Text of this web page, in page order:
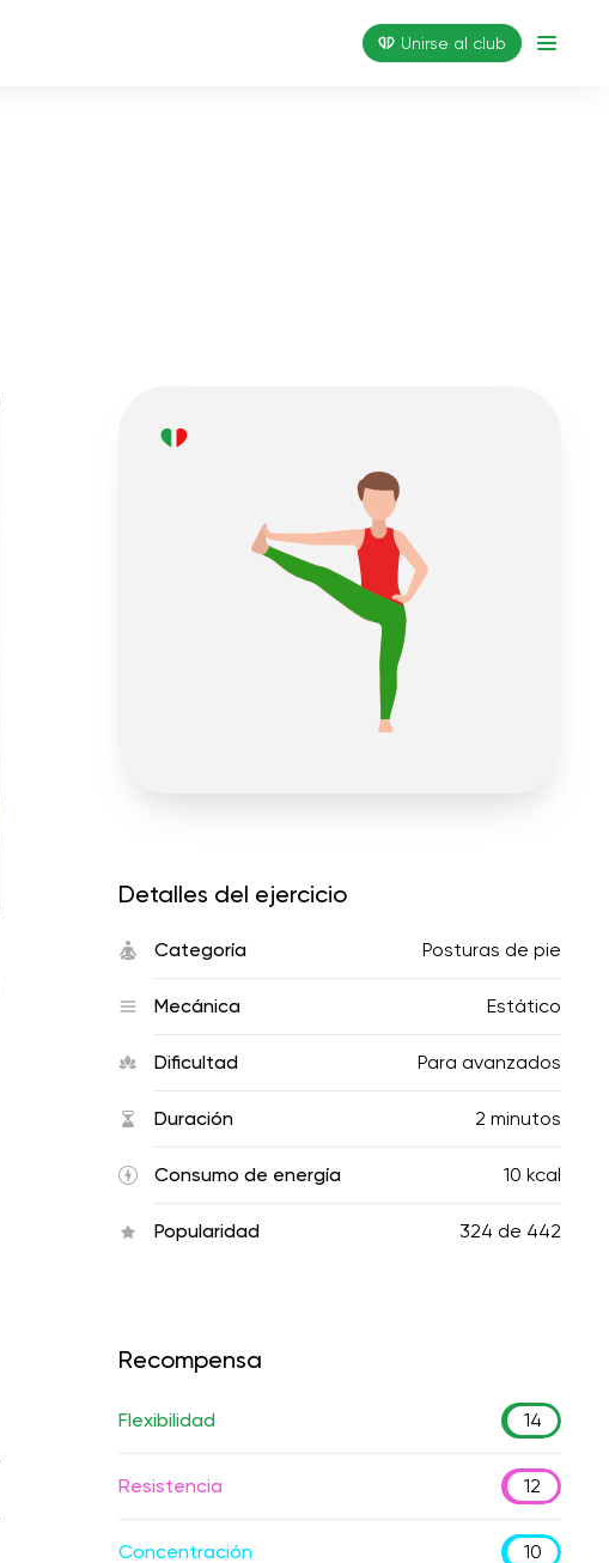
Unirse al club
Detalles del ejercicio
Categoría Posturas de pie
Mecánica Estático
Dificultad Para avanzados
Duración 2 minutos
Consumo de energía 10 kcal
Popularidad 324 de 442
Recompensa
Flexibilidad 14
Resistencia 12
Concentración 10